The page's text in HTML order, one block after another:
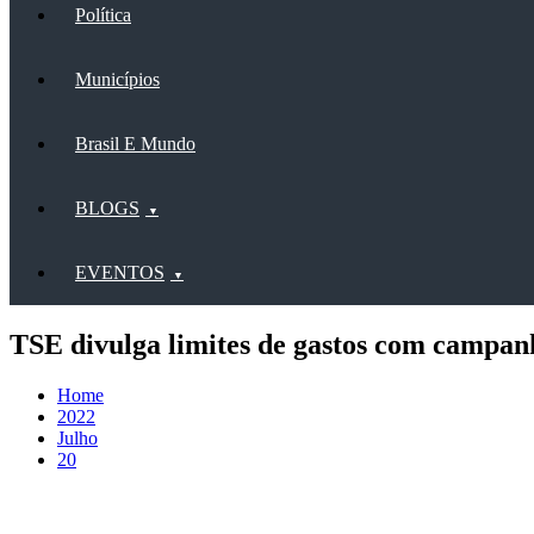
Política
Municípios
Brasil E Mundo
BLOGS
EVENTOS
TSE divulga limites de gastos com
Home
2022
Julho
20